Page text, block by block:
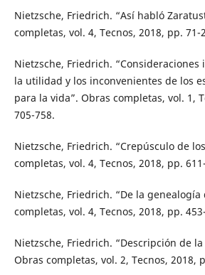
Nietzsche, Friedrich. “Así habló
completas, vol. 4, Tecnos, 2018, pp. 71-
Nietzsche, Friedrich.
la utilidad y los inconvenientes de los
para la vida”. Obras completas, vol. 1,
705-758.
Nietzsche, Friedrich. “Crepúsculo de
completas, vol. 4, Tecnos, 2018, pp.
Nietzsche, Friedrich. “De la genealogía
completas, vol. 4, Tecnos, 2018, pp.
Nietzsche, Friedrich. “Descripción de
Obras completas, vol. 2, Tecnos, 2018,